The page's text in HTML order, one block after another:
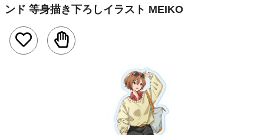
ンド 等身描き下ろしイラスト MEIKO